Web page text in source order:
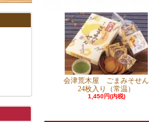
会津荒木屋 ごまみそせん
24枚入り（常温）
1,450円(内税)